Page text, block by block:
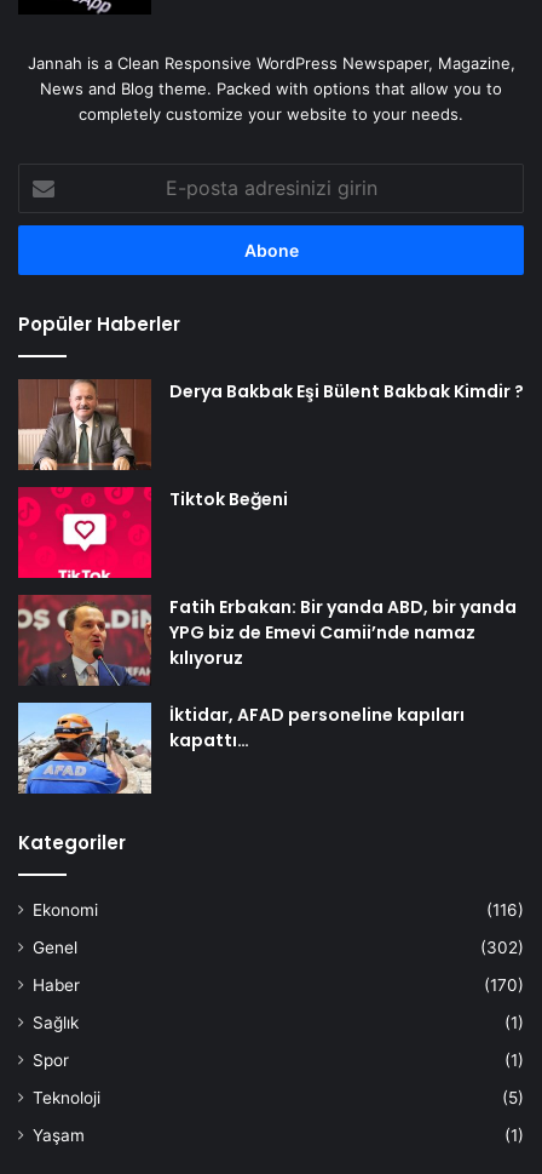
Jannah is a Clean Responsive WordPress Newspaper, Magazine,
News and Blog theme. Packed with options that allow you to
completely customize your website to your needs.
posta
adresinizi
Popüler Haberler
Derya Bakbak Eşi Bülent Bakbak Kimdir ?
Tiktok Beğeni
Fatih Erbakan: Bir yanda ABD, bir yanda
YPG biz de Emevi Camii’nde namaz
kılıyoruz
İktidar, AFAD personeline kapıları
kapattı…
Kategoriler
Ekonomi
(116)
Genel
(302)
Haber
(170)
Sağlık
(1)
Spor
(1)
Teknoloji
(5)
Yaşam
(1)